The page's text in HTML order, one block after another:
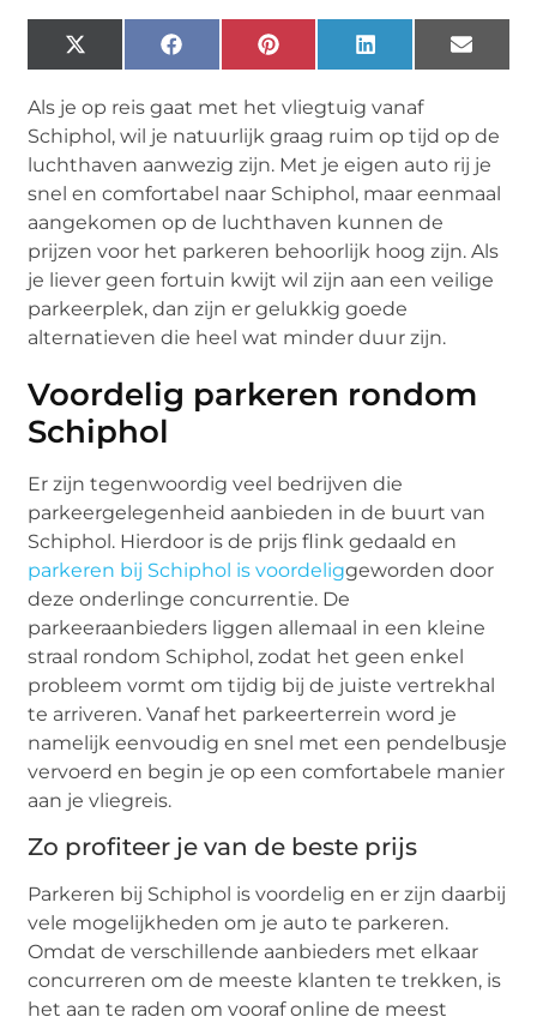
X
(Twitter)
FacebookPinterest LinkedIn Email
Als je op reis gaat met het vliegtuig vanaf
Schiphol, wil je natuurlijk graag ruim op tijd op de
luchthaven aanwezig zijn. Met je eigen auto rij je
snel en comfortabel naar Schiphol, maar eenmaal
aangekomen op de luchthaven kunnen de
prijzen voor het parkeren behoorlijk hoog zijn. Als
je liever geen fortuin kwijt wil zijn aan een veilige
parkeerplek, dan zijn er gelukkig goede
alternatieven die heel wat minder duur zijn.
Voordelig parkeren rondom
Schiphol
Er zijn tegenwoordig veel bedrijven die
parkeergelegenheid aanbieden in de buurt van
Schiphol. Hierdoor is de prijs flink gedaald en
parkeren bij Schiphol is voordeliggeworden door
deze onderlinge concurrentie. De
parkeeraanbieders liggen allemaal in een kleine
straal rondom Schiphol, zodat het geen enkel
probleem vormt om tijdig bij de juiste vertrekhal
te arriveren. Vanaf het parkeerterrein word je
namelijk eenvoudig en snel met een pendelbusje
vervoerd en begin je op een comfortabele manier
aan je vliegreis.
Zo profiteer je van de beste prijs
Parkeren bij Schiphol is voordelig en er zijn daarbij
vele mogelijkheden om je auto te parkeren.
Omdat de verschillende aanbieders met elkaar
concurreren om de meeste klanten te trekken, is
het aan te raden om vooraf online de meest